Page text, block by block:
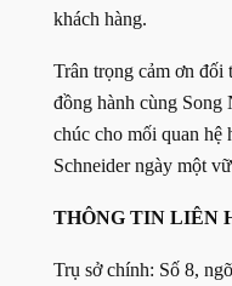
khách hàng.
Trân trọng cảm ơn đối
đồng hành cùng Song
chúc cho mối quan hệ
Schneider ngày một
THÔNG TIN LIÊN
Trụ sở chính: Số 8,